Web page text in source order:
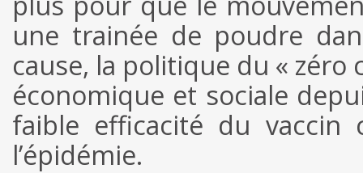
une trainée de poudre
cause, la politique du « zéro
économique et sociale
faible efficacité du vaccin
l’épidémie.